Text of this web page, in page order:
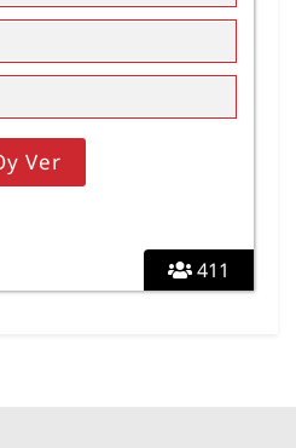
411